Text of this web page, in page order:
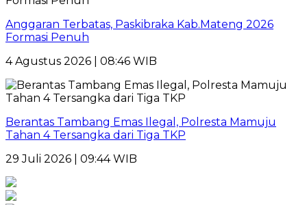
Anggaran Terbatas, Paskibraka Kab.Mateng 2026
Formasi Penuh
4 Agustus 2026 | 08:46 WIB
Berantas Tambang Emas Ilegal, Polresta Mamuju
Tahan 4 Tersangka dari Tiga TKP
29 Juli 2026 | 09:44 WIB